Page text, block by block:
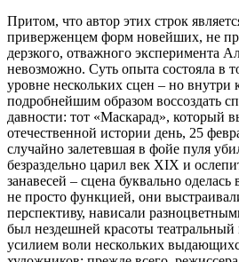
Притом, что автор этих строк
приверженцем форм новейших, не
дерзкого, отважного эксперимента
невозможно. Суть опыта состояла в
уровне нескольких сцен – но
подробнейшим образом воссоздать
давности: тот «Маскарад», который
отечественной истории день, 25
случайно залетевшая в фойе пуля
безраздельно царил век XIX и
занавесей – сцена буквально
не просто функцией, они
перспективу, нависали
был нездешней красоты
усилием воли нескольких